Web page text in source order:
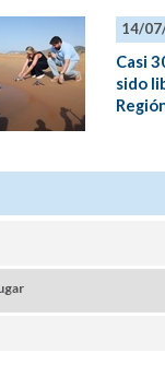
14/
Casi
sido